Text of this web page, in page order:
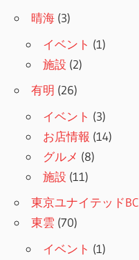
晴海 (3)
イベント (1)
施設 (2)
有明 (26)
イベント (3)
お店情報 (14)
グルメ (8)
施設 (11)
東京ユナイテッドBC
東雲 (70)
イベント (1)